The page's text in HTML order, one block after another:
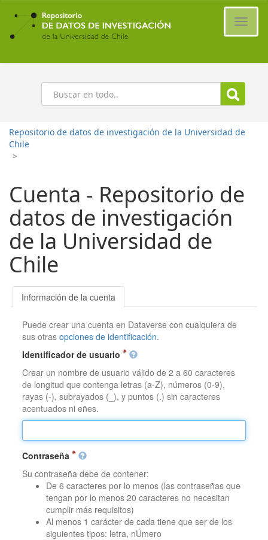
Ir
contenido
principal
Buscar
Repositorio de datos de investigación de la Universidad de
Chile
>
Cuenta - Repositorio de
datos de investigación
de la Universidad de
Chile
Información de la cuenta
Puede crear una cuenta en Dataverse con cualquiera de
sus otrasopciones de identificación.
Identificador de usuario
Crear un nombre de usuario válido de 2 a 60 caracteres
de longitud que contenga letras (a-Z), números (0-9),
rayas (-), subrayados (_), y puntos (.) sin caracteres
acentuados ni eñes.
Contraseña
Su contraseña debe de contener:
De 6 caracteres por lo menos (las contraseñas que
tengan por lo menos 20 caracteres no necesitan
cumplir más requisitos)
Al menos 1 carácter de cada tiene que ser de los
siguientes tipos: letra, nÚmero